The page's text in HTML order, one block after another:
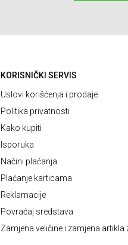
KORISNIČKI SERVIS
Uslovi korišćenja i prodaje
Politika privatnosti
Kako kupiti
Isporuka
Načini plaćanja
Plaćanje karticama
Reklamacije
Povraćaj sredstava
Zamjena veličine i zamjena artikla